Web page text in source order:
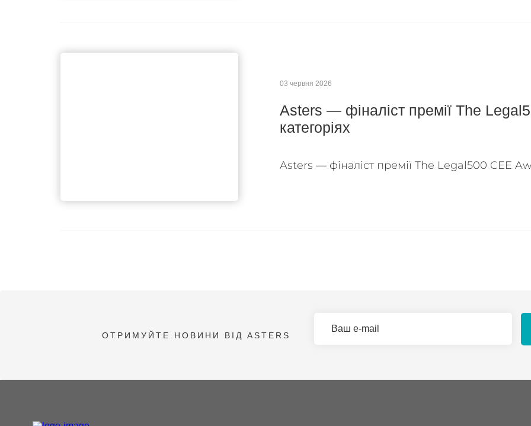
03 червня 2026
Asters — фіналіст премії The
категоріях
Asters — фіналіст премії The Legal500 CEE
ОТРИМУЙТЕ НОВИНИ ВІД ASTERS